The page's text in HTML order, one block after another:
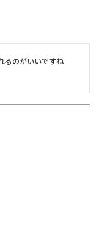
るのがいいですね